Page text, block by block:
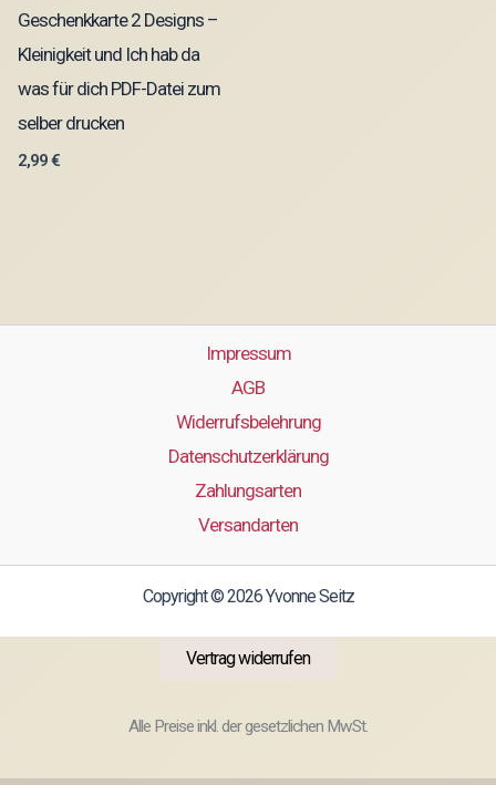
Geschenkkarte 2 Designs –
Kleinigkeit und Ich hab da
was für dich PDF-Datei zum
selber drucken
2,99€
Impressum
AGB
Widerrufsbelehrung
Datenschutzerklärung
Zahlungsarten
Versandarten
Copyright © 2026 Yvonne Seitz
Vertrag widerrufen
Alle Preise inkl. der gesetzlichen MwSt.